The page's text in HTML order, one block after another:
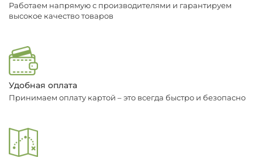
Работаем напрямую с производителями и гарантируем
высокое качество товаров
Удобная оплата
Принимаем оплату картой – это всегда быстро и безопасно